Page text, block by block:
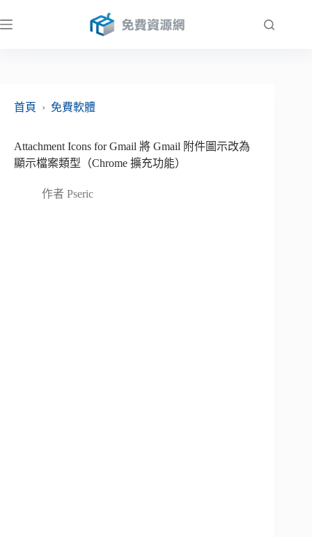
至
首頁
› 免費軟體
Attachment Icons for Gmail 將 Gmail 附件圖示改為
顯示檔案類型（Chrome 擴充功能）
作者 Pseric